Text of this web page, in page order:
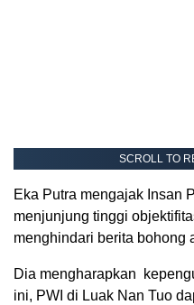
SCROLL TO
Eka Putra mengajak Insan
menjunjung tinggi
menghindari berita bohong
Dia mengharapkan
ini, PWI di Luak Nan Tuo